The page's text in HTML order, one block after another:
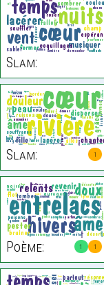
Slam:
1
Slam:
1 1
Poème: